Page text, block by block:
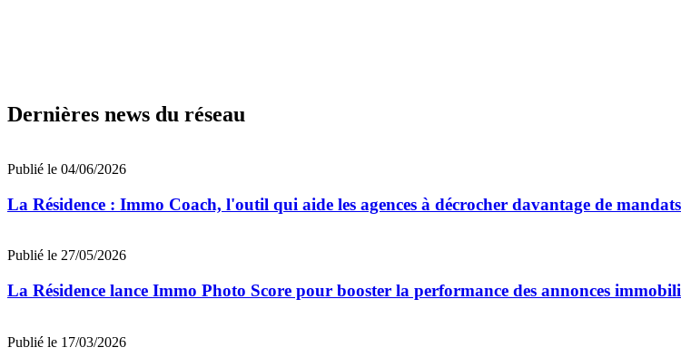
Dernières news du réseau
Publié le 04/06/2026
La Résidence : Immo Coach, l'outil qui aide les agences à décrocher davantage de mandats
Publié le 27/05/2026
La Résidence lance Immo Photo Score pour booster la performance des annonces
Publié le 17/03/2026